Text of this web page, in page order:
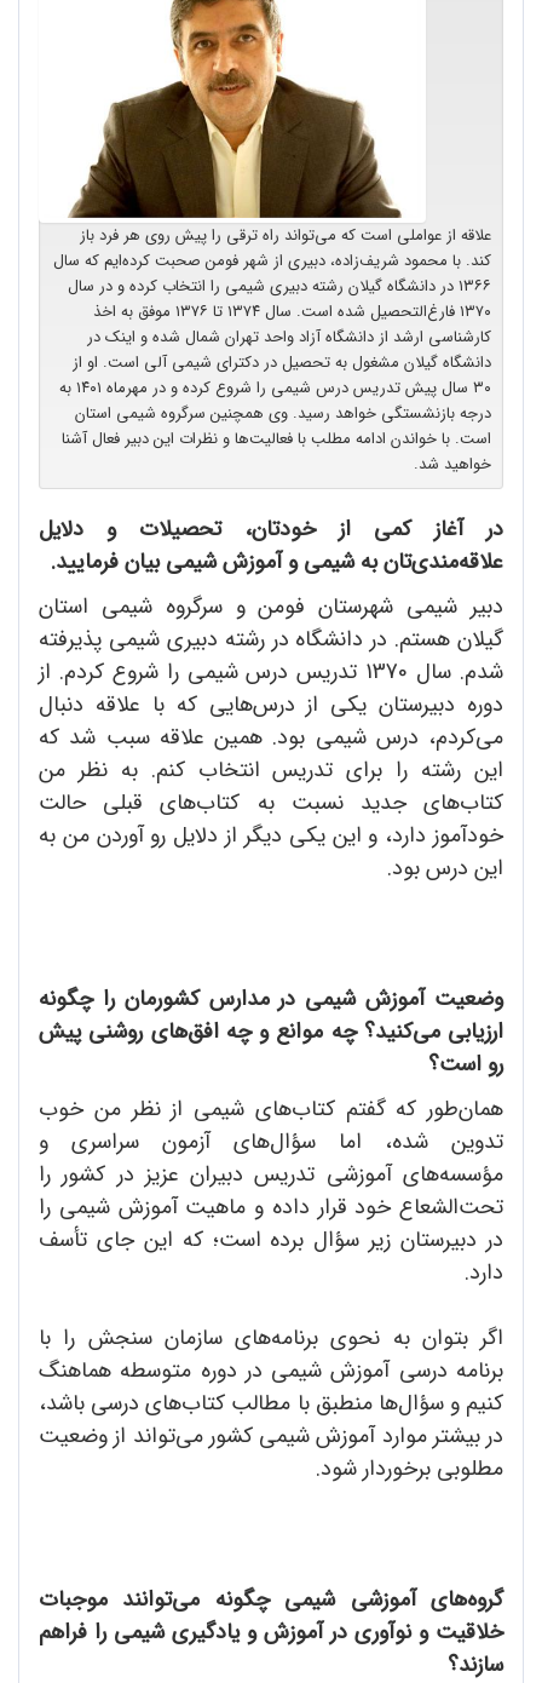
علاقه از عواملی است که می‌تواند راه ترقی را پیش روی هر فرد باز
کند. با محمود شریف‌زاده، دبیری از شهر فومن صحبت کرده‌ایم که سال
۱۳۶۶ در دانشگاه گیلان رشته دبیری شیمی را انتخاب کرده و در سال
۱۳۷۰ فارغ‌التحصیل شده است. سال ۱۳۷۴ تا ۱۳۷۶ موفق به اخذ
کارشناسی ارشد از دانشگاه آزاد واحد تهران شمال شده و اینک در
دانشگاه گیلان مشغول به تحصیل در دکترای شیمی آلی است. او از
۳۰ سال پیش تدریس درس شیمی را شروع کرده و در مهرماه ۱۴۰۱ به
درجه بازنشستگی خواهد رسید. وی همچنین سرگروه شیمی استان
است. با خواندن ادامه مطلب با فعالیت‌ها و نظرات این دبیر فعال آشنا
خواهید شد.
در آغاز کمی از خودتان، تحصیلات و دلایل
علاقه‌مندی‌تان به شیمی و آموزش شیمی بیان فرمایید.
دبیر شیمی شهرستان فومن و سرگروه شیمی استان
گیلان هستم. در دانشگاه در رشته دبیری شیمی پذیرفته
شدم. سال 1370 تدریس درس شیمی را شروع کردم. از
دوره دبیرستان یکی از درس‌هایی که با علاقه دنبال
می‌کردم، درس شیمی بود. همین علاقه سبب شد که
این رشته را برای تدریس انتخاب کنم. به نظر من
کتاب‌های جدید نسبت به کتاب‌های قبلی حالت
خودآموز دارد، و این یکی دیگر از دلایل رو آوردن من به
این درس بود.
وضعیت آموزش شیمی در مدارس کشورمان را چگونه
ارزیابی می‌کنید؟ چه موانع و چه افق‌های روشنی پیش
رو است؟
همان‌طور که گفتم کتاب‌های شیمی از نظر من خوب
تدوین شده، اما سؤال‌های آزمون سراسری و
مؤسسه‌های آموزشی تدریس دبیران عزیز در کشور را
تحت‌الشعاع خود قرار داده و ماهیت آموزش شیمی را
در دبیرستان زیر سؤال برده است؛ که این جای تأسف
دارد.
اگر بتوان به نحوی برنامه‌های سازمان سنجش را با
برنامه درسی آموزش شیمی در دوره متوسطه هماهنگ
کنیم و سؤال‌ها منطبق با مطالب کتاب‌های درسی باشد،
در بیشتر موارد آموزش شیمی کشور می‌تواند از وضعیت
مطلوبی برخوردار شود.
گروه‌های آموزشی شیمی چگونه می‌توانند موجبات
خلاقیت و نوآوری در آموزش و یادگیری شیمی را فراهم
سازند؟